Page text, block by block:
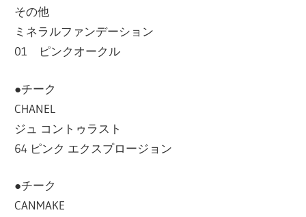
その他
ミネラルファンデーション
01 ピンクオークル
●チーク
CHANEL
ジュ コントゥラスト
64 ピンク エクスプロージョン
●チーク
CANMAKE